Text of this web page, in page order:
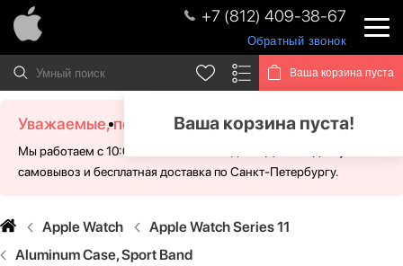
+7 (812) 409-38-67
Обратный звонок
Ваша корзина пуста
Ваша корзина пуста!
Уважаемые, посетители!
Мы работаем с 10:00 - 21:00 без выходных. Для Вас доступен
самовывоз и бесплатная доставка по Санкт-Петербургу.
Apple Watch
Apple Watch Series 11
Aluminum Case, Sport Band